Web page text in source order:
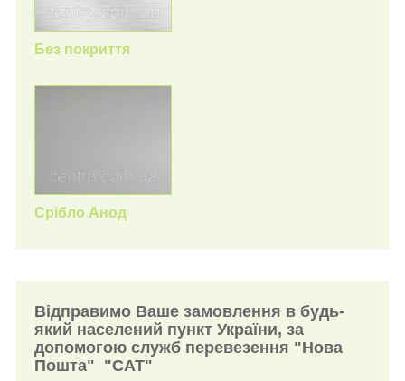
Без покриття
Срібло Анод
Відправимо Ваше замовлення в будь-
який населений пункт України, за
допомогою служб перевезення "Нова
Пошта" "САТ"